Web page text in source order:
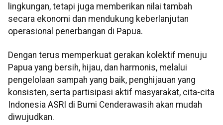
lingkungan, tetapi juga memberikan nilai tambah
secara ekonomi dan mendukung keberlanjutan
operasional penerbangan di Papua.
Dengan terus memperkuat gerakan kolektif menuju
Papua yang bersih, hijau, dan harmonis, melalui
pengelolaan sampah yang baik, penghijauan yang
konsisten, serta partisipasi aktif masyarakat, cita-cita
Indonesia ASRI di Bumi Cenderawasih akan mudah
diwujudkan.